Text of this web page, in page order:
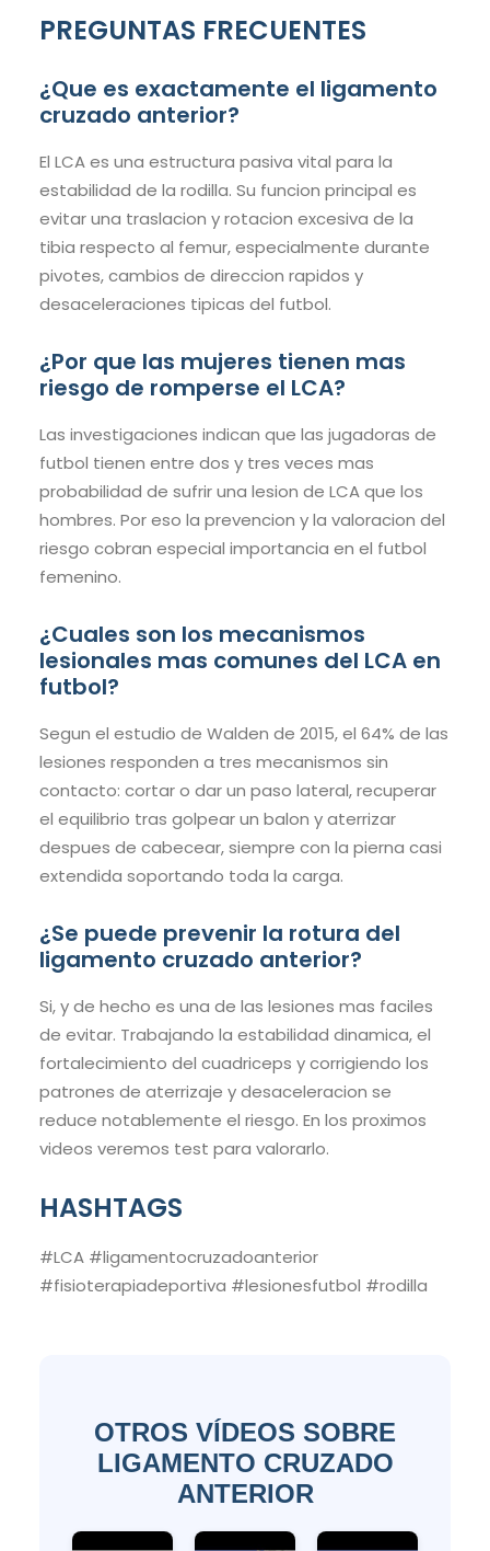
PREGUNTAS FRECUENTES
¿Que es exactamente el ligamento
cruzado anterior?
El LCA es una estructura pasiva vital para la
estabilidad de la rodilla. Su funcion principal es
evitar una traslacion y rotacion excesiva de la
tibia respecto al femur, especialmente durante
pivotes, cambios de direccion rapidos y
desaceleraciones tipicas del futbol.
¿Por que las mujeres tienen mas
riesgo de romperse el LCA?
Las investigaciones indican que las jugadoras de
futbol tienen entre dos y tres veces mas
probabilidad de sufrir una lesion de LCA que los
hombres. Por eso la prevencion y la valoracion del
riesgo cobran especial importancia en el futbol
femenino.
¿Cuales son los mecanismos
lesionales mas comunes del LCA en
futbol?
Segun el estudio de Walden de 2015, el 64% de las
lesiones responden a tres mecanismos sin
contacto: cortar o dar un paso lateral, recuperar
el equilibrio tras golpear un balon y aterrizar
despues de cabecear, siempre con la pierna casi
extendida soportando toda la carga.
¿Se puede prevenir la rotura del
ligamento cruzado anterior?
Si, y de hecho es una de las lesiones mas faciles
de evitar. Trabajando la estabilidad dinamica, el
fortalecimiento del cuadriceps y corrigiendo los
patrones de aterrizaje y desaceleracion se
reduce notablemente el riesgo. En los proximos
videos veremos test para valorarlo.
HASHTAGS
#LCA #ligamentocruzadoanterior
#fisioterapiadeportiva #lesionesfutbol #rodilla
OTROS VÍDEOS SOBRE
LIGAMENTO CRUZADO
ANTERIOR